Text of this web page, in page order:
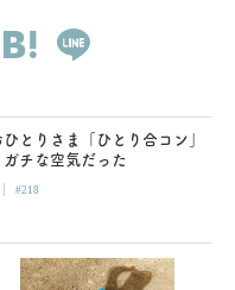
とりさま「ひとり合コン」
ガチな空気だった
| #218